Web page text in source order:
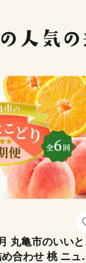
丸亀市のいい
合わせ 桃 ニュ